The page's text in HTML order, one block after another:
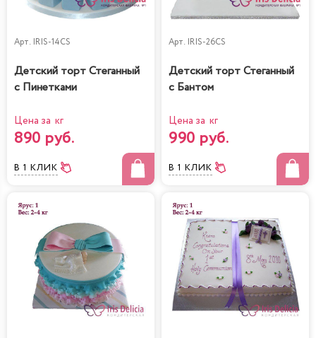
Арт. IRIS-14CS
Детский торт Стеганный
с Пинетками
Цена за кг
890 руб.
В 1 КЛИК
Арт. IRIS-26CS
Детский торт Стеганный
с Бантом
Цена за кг
990 руб.
В 1 КЛИК